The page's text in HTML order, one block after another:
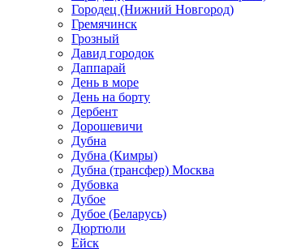
Городец (Нижний Новгород)
Гремячинск
Грозный
Давид городок
Даппарай
День в море
День на борту
Дербент
Дорошевичи
Дубна
Дубна (Кимры)
Дубна (трансфер) Москва
Дубовка
Дубое
Дубое (Беларусь)
Дюртюли
Ейск